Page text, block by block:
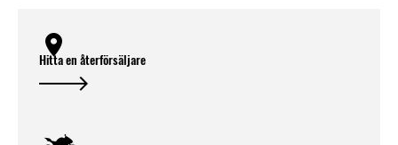
Hitta en återförsäljare